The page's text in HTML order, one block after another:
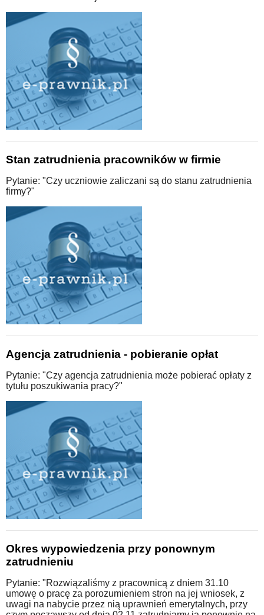
Stan zatrudnienia pracowników w firmie
Pytanie: "Czy uczniowie zaliczani są do stanu zatrudnienia
firmy?"
Agencja zatrudnienia - pobieranie opłat
Pytanie: "Czy agencja zatrudnienia może pobierać opłaty z
tytułu poszukiwania pracy?"
Okres wypowiedzenia przy ponownym
zatrudnieniu
Pytanie: "Rozwiązaliśmy z pracownicą z dniem 31.10
umowę o pracę za porozumieniem stron na jej wniosek, z
uwagi na nabycie przez nią uprawnień emerytalnych, przy